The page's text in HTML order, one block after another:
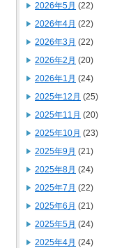
2026年5月 (22)
2026年4月 (22)
2026年3月 (22)
2026年2月 (20)
2026年1月 (24)
2025年12月 (25)
2025年11月 (20)
2025年10月 (23)
2025年9月 (21)
2025年8月 (24)
2025年7月 (22)
2025年6月 (21)
2025年5月 (24)
2025年4月 (24)